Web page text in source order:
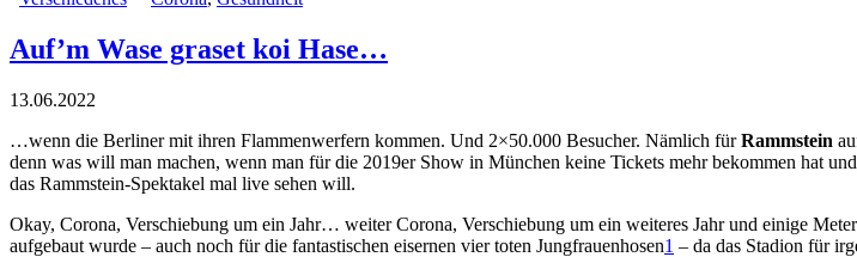
Auf’m Wase graset koi Hase…
13.06.2022
…wenn die Berliner mit ihren Flammenwerfern kommen. Und 2×50.000 Besucher. Nämlich fürRammstein
denn was will man machen, wenn man für die 2019er Show in München keine Tickets mehr bekommen hat
das Rammstein-Spektakel mal live sehen will.
Okay, Corona, Verschiebung um ein Jahr… weiter Corona, Verschiebung um ein weiteres Jahr und einige
aufgebaut wurde – auch noch für die fantastischen eisernen vier toten Jungfrauenhosen1 – da das Stadion für